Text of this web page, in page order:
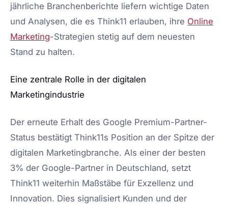
jährliche Branchenberichte liefern wichtige Daten
und Analysen, die es Think11 erlauben, ihre Online
Marketing-Strategien stetig auf dem neuesten
Stand zu halten.
Eine zentrale Rolle in der digitalen
Marketingindustrie
Der erneute Erhalt des Google Premium-Partner-
Status bestätigt Think11s Position an der Spitze der
digitalen Marketingbranche. Als einer der besten
3% der Google-Partner in Deutschland, setzt
Think11 weiterhin Maßstäbe für Exzellenz und
Innovation. Dies signalisiert Kunden und der